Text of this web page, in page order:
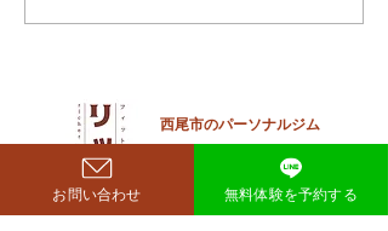
注目を集めています。 鈴木も
ぐらが痩せたのはいつ？きっ
かけは何？ もぐらさんがダイ
エット成功を明かしたのは、
西尾市のパーソナルジム
richer fitness
お問い合わせ 無料体験を予約する